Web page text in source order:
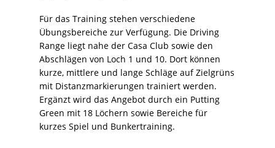
Für das Training stehen verschiedene
Übungsbereiche zur Verfügung. Die Driving
Range liegt nahe der Casa Club sowie den
Abschlägen von Loch 1 und 10. Dort können
kurze, mittlere und lange Schläge auf Zielgrüns
mit Distanzmarkierungen trainiert werden.
Ergänzt wird das Angebot durch ein Putting
Green mit 18 Löchern sowie Bereiche für
kurzes Spiel und Bunkertraining.